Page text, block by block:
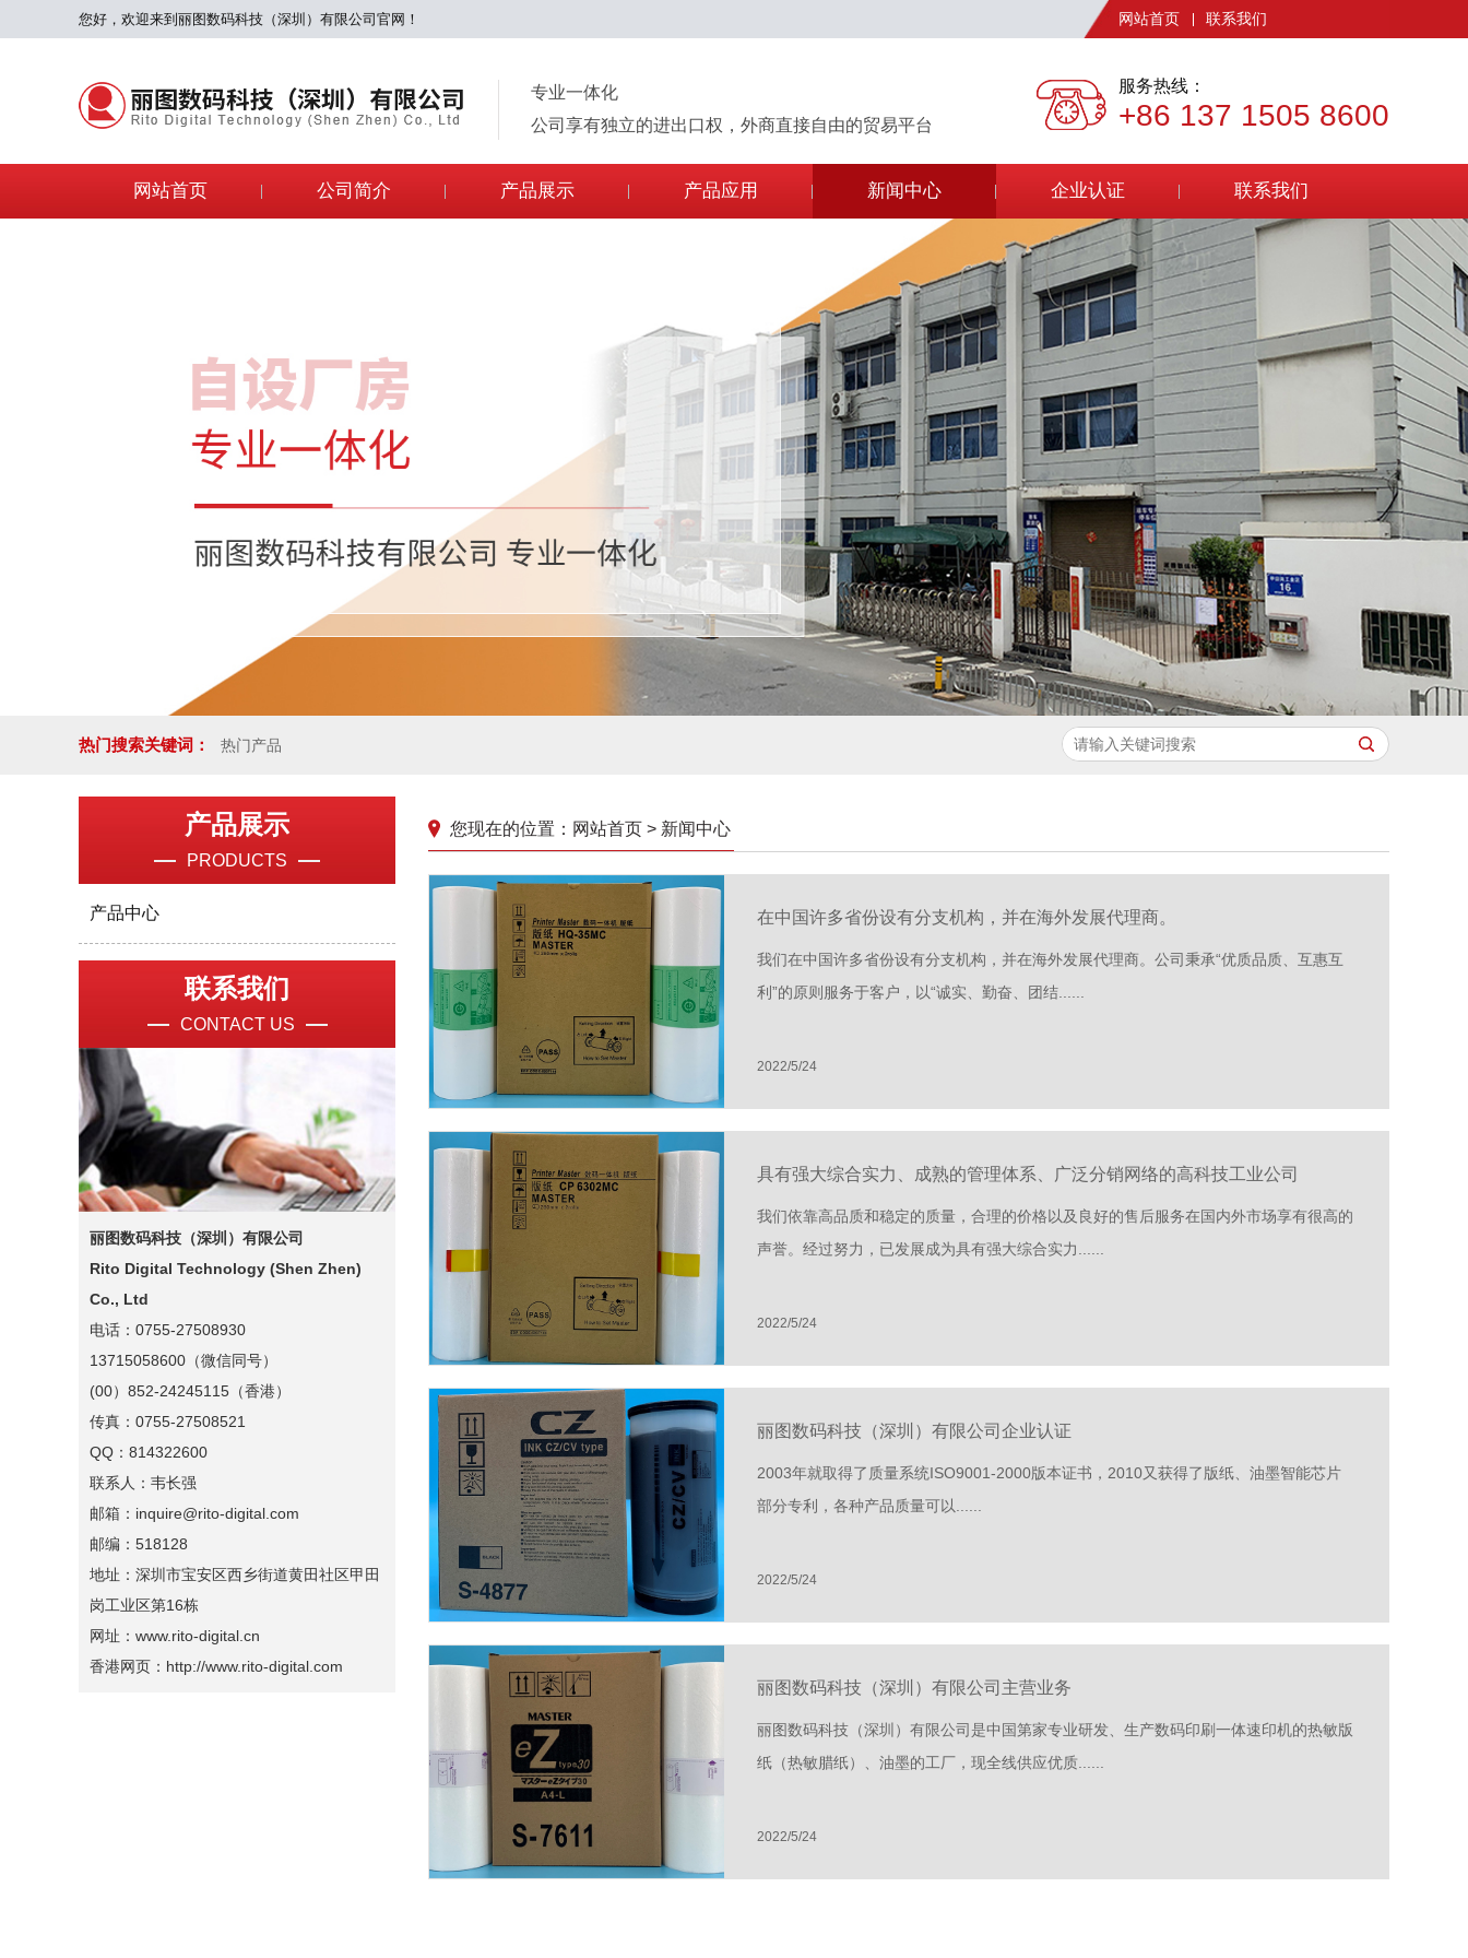
您好，欢迎来到丽图数码科技（深圳）有限公司官网！ 网站首页 联系我们
专业一体化
公司享有独立的进出口权，外商直接自由的贸易平台
服务热线：
+86 137 1505 8600
网站首页 公司简介 产品展示 产品应用 新闻中心 企业认证 联系我们
热门搜索关键词： 热门产品
产品展示
PRODUCTS
产品中心
联系我们
CONTACT US
丽图数码科技（深圳）有限公司
Rito Digital Technology (Shen Zhen)
Co., Ltd
电话：0755-27508930
13715058600（微信同号）
(00）852-24245115（香港）
传真：0755-27508521
QQ：814322600
联系人：韦长强
邮箱：inquire@rito-digital.com
邮编：518128
地址：深圳市宝安区西乡街道黄田社区甲田
岗工业区第16栋
网址：www.rito-digital.cn
香港网页：http://www.rito-digital.com
您现在的位置：网站首页 > 新闻中心
在中国许多省份设有分支机构，并在海外发展代理商。
我们在中国许多省份设有分支机构，并在海外发展代理商。公司秉承“优质品质、互惠互
利”的原则服务于客户，以“诚实、勤奋、团结......
2022/5/24
具有强大综合实力、成熟的管理体系、广泛分销网络的高科技工业公司
我们依靠高品质和稳定的质量，合理的价格以及良好的售后服务在国内外市场享有很高的
声誉。经过努力，已发展成为具有强大综合实力......
2022/5/24
丽图数码科技（深圳）有限公司企业认证
2003年就取得了质量系统ISO9001-2000版本证书，2010又获得了版纸、油墨智能芯片
部分专利，各种产品质量可以......
2022/5/24
丽图数码科技（深圳）有限公司主营业务
丽图数码科技（深圳）有限公司是中国第家专业研发、生产数码印刷一体速印机的热敏版
纸（热敏腊纸）、油墨的工厂，现全线供应优质......
2022/5/24